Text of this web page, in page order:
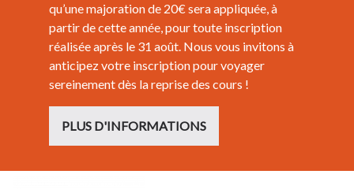
qu’une majoration de 20€ sera appliquée, à
partir de cette année, pour toute inscription
réalisée après le 31 août. Nous vous invitons à
anticipez votre inscription pour voyager
sereinement dès la reprise des cours !
PLUS D'INFORMATIONS